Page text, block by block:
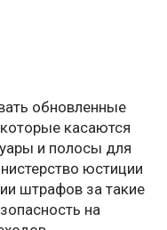
обновленные
касаются
и полосы для
юстиции
штрафов за такие
на